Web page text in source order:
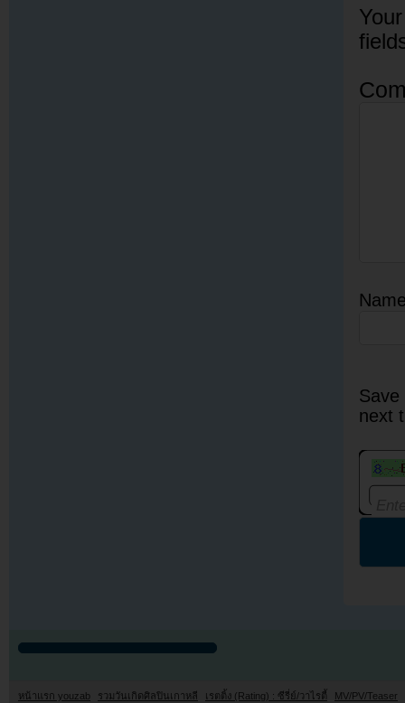
next
หน้าแรก youzab รวมวันเกิดศิลปินเกาหลี เรตติ้ง (Rating) : ซีรี่ย์/วาไรตี้
MV/PV/Teaser